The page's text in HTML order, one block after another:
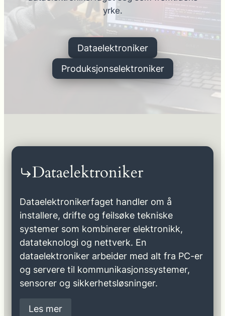
yrke.
Dataelektroniker
Produksjonselektroniker
Dataelektroniker
Dataelektronikerfaget handler om å
installere, drifte og feilsøke tekniske
systemer som kombinerer elektronikk,
datateknologi og nettverk. En
dataelektroniker arbeider med alt fra PC-er
og servere til kommunikasjonssystemer,
sensorer og sikkerhetsløsninger.
Les mer